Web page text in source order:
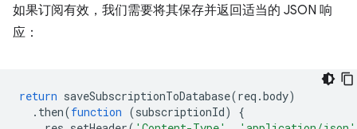
如果订阅有效，我们需要将其保存并返回适当的 JSON 响
应：
return saveSubscriptionToDatabase(req .body)
. then(function (subscriptionId)
{